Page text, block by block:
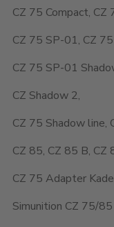
CZ 75 Compact, CZ
CZ 75 SP-01, CZ
CZ 75 SP-01
CZ Shadow 2,
CZ 75 Shadow line,
CZ 85, CZ 85 B, CZ
CZ 75 Adapter
Simunition CZ 75/